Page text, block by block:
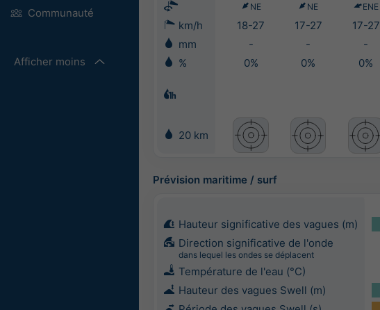
Communauté
Afficher moins
NE NE ENE
km/h 18-27 17-27 17-27
mm
- - -
%
0% 0% 0%
20 km
Prévision maritime / surf
Hauteur significative des vagues (m)
Direction significative de l'onde
dans lequel les ondes se déplacent
Température de l'eau (°C)
Hauteur des vagues Swell (m)